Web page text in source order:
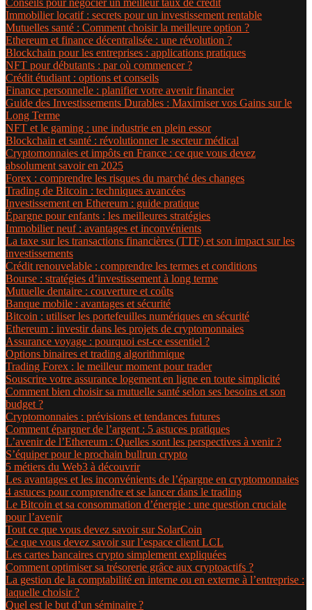
Conseils pour négocier un meilleur taux de crédit
Immobilier locatif : secrets pour un investissement rentable
Mutuelles santé : Comment choisir la meilleure option ?
Ethereum et finance décentralisée : une révolution ?
Blockchain pour les entreprises : applications pratiques
NFT pour débutants : par où commencer ?
Crédit étudiant : options et conseils
Finance personnelle : planifier votre avenir financier
Guide des Investissements Durables : Maximiser vos Gains sur le
Long Terme
NFT et le gaming : une industrie en plein essor
Blockchain et santé : révolutionner le secteur médical
Cryptomonnaies et impôts en France : ce que vous devez
absolument savoir en 2025
Forex : comprendre les risques du marché des changes
Trading de Bitcoin : techniques avancées
Investissement en Ethereum : guide pratique
Épargne pour enfants : les meilleures stratégies
Immobilier neuf : avantages et inconvénients
La taxe sur les transactions financières (TTF) et son impact sur les
investissements
Crédit renouvelable : comprendre les termes et conditions
Bourse : stratégies d’investissement à long terme
Mutuelle dentaire : couverture et coûts
Banque mobile : avantages et sécurité
Bitcoin : utiliser les portefeuilles numériques en sécurité
Ethereum : investir dans les projets de cryptomonnaies
Assurance voyage : pourquoi est-ce essentiel ?
Options binaires et trading algorithmique
Trading Forex : le meilleur moment pour trader
Souscrire votre assurance logement en ligne en toute simplicité
Comment bien choisir sa mutuelle santé selon ses besoins et son
budget ?
Cryptomonnaies : prévisions et tendances futures
Comment épargner de l’argent : 5 astuces pratiques
L’avenir de l’Ethereum : Quelles sont les perspectives à venir ?
S’équiper pour le prochain bullrun crypto
5 métiers du Web3 à découvrir
Les avantages et les inconvénients de l’épargne en cryptomonnaies
4 astuces pour comprendre et se lancer dans le trading
Le Bitcoin et sa consommation d’énergie : une question cruciale
pour l’avenir
Tout ce que vous devez savoir sur SolarCoin
Ce que vous devez savoir sur l’espace client LCL
Les cartes bancaires crypto simplement expliquées
Comment optimiser sa trésorerie grâce aux cryptoactifs ?
La gestion de la comptabilité en interne ou en externe à l’entreprise :
laquelle choisir ?
Quel est le but d’un séminaire ?